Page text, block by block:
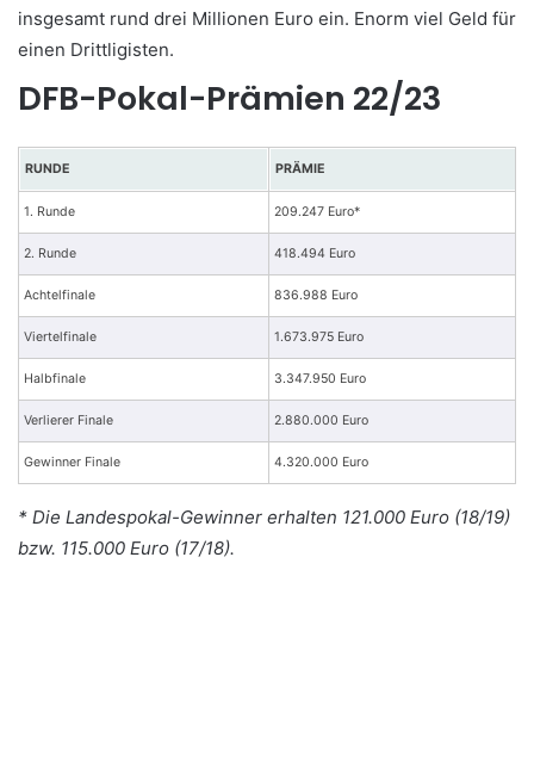
insgesamt rund drei Millionen Euro ein. Enorm viel Geld für
einen Drittligisten.
DFB-Pokal-Prämien 22/23
RUNDE PRÄMIE
1. Runde 209.247 Euro*
2. Runde 418.494 Euro
Achtelfinale 836.988 Euro
Viertelfinale 1.673.975 Euro
Halbfinale 3.347.950 Euro
Verlierer Finale 2.880.000 Euro
Gewinner Finale 4.320.000 Euro
* Die Landespokal-Gewinner erhalten 121.000 Euro (18/19)
bzw. 115.000 Euro (17/18).